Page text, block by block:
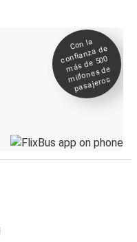
Con la
confianza de
más de 500
millones de
pasajeros